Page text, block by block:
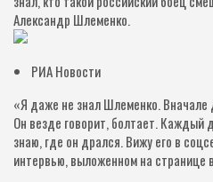
Александр Шлеменко.
РИА Новости
«Я даже не знал Шлеменко. Вначале
Он везде говорит, болтает.
знаю, где он дрался. Вижу его в
интервью, выложенном на странице в